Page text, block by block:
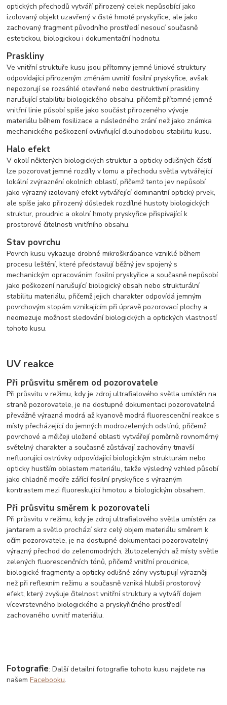
optických přechodů vytváří přirozený celek nepůsobící jako
izolovaný objekt uzavřený v čisté hmotě pryskyřice, ale jako
zachovaný fragment původního prostředí nesoucí současně
estetickou, biologickou i dokumentační hodnotu.
Praskliny
Ve vnitřní struktuře kusu jsou přítomny jemné liniové struktury
odpovídající přirozeným změnám uvnitř fosilní pryskyřice, avšak
nepozorují se rozsáhlé otevřené nebo destruktivní praskliny
narušující stabilitu biologického obsahu, přičemž přítomné jemné
vnitřní linie působí spíše jako součást přirozeného vývoje
materiálu během fosilizace a následného zrání než jako známka
mechanického poškození ovlivňující dlouhodobou stabilitu kusu.
Halo efekt
V okolí některých biologických struktur a opticky odlišných částí
lze pozorovat jemné rozdíly v lomu a přechodu světla vytvářející
lokální zvýraznění okolních oblastí, přičemž tento jev nepůsobí
jako výrazný izolovaný efekt vytvářející dominantní optický prvek,
ale spíše jako přirozený důsledek rozdílné hustoty biologických
struktur, proudnic a okolní hmoty pryskyřice přispívající k
prostorové čitelnosti vnitřního obsahu.
Stav povrchu
Povrch kusu vykazuje drobné mikroškrábance vzniklé během
procesu leštění, které představují běžný jev spojený s
mechanickým opracováním fosilní pryskyřice a současně nepůsobí
jako poškození narušující biologický obsah nebo strukturální
stabilitu materiálu, přičemž jejich charakter odpovídá jemným
povrchovým stopám vznikajícím při úpravě pozorovací plochy a
neomezuje možnost sledování biologických a optických vlastností
tohoto kusu.
UV reakce
Při průsvitu směrem od pozorovatele
Při průsvitu v režimu, kdy je zdroj ultrafialového světla umístěn na
straně pozorovatele, je na dostupné dokumentaci pozorovatelná
převážně výrazná modrá až kyanově modrá fluorescenční reakce s
místy přecházející do jemných modrozelených odstínů, přičemž
povrchové a mělčeji uložené oblasti vytvářejí poměrně rovnoměrný
světelný charakter a současně zůstávají zachovány tmavší
nefluorující ostrůvky odpovídající biologickým strukturám nebo
opticky hustším oblastem materiálu, takže výsledný vzhled působí
jako chladně modře zářící fosilní pryskyřice s výrazným
kontrastem mezi fluoreskující hmotou a biologickým obsahem.
Při průsvitu směrem k pozorovateli
Při průsvitu v režimu, kdy je zdroj ultrafialového světla umístěn za
jantarem a světlo prochází skrz celý objem materiálu směrem k
očím pozorovatele, je na dostupné dokumentaci pozorovatelný
výrazný přechod do zelenomodrých, žlutozelených až místy světle
zelených fluorescenčních tónů, přičemž vnitřní proudnice,
biologické fragmenty a opticky odlišné zóny vystupují výrazněji
než při reflexním režimu a současně vzniká hlubší prostorový
efekt, který zvyšuje čitelnost vnitřní struktury a vytváří dojem
vícevrstevného biologického a pryskyřičného prostředí
zachovaného uvnitř materiálu.
Fotografie: Další detailní fotografie tohoto kusu najdete na
našemFacebooku.